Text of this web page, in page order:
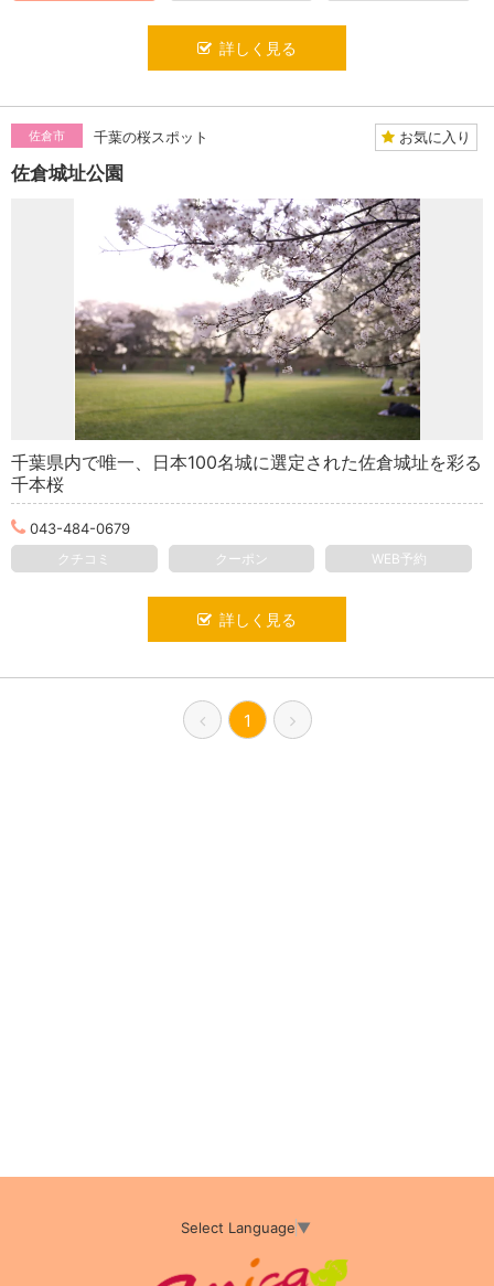
詳しく見る
佐倉市 千葉の桜スポット お気に入り
佐倉城址公園
千葉県内で唯一、日本100名城に選定された佐倉城址を彩る
千本桜
043-484-0679
クチコミ クーポン WEB予約
詳しく見る
1
Select Language▼